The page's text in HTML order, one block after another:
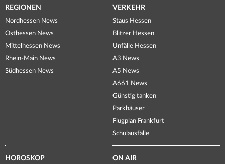
REGIONEN
Nordhessen News
Osthessen News
Mittelhessen News
Rhein-Main News
Südhessen News
VERKEHR
Staus Hessen
Blitzer Hessen
Unfälle Hessen
A3 News
A5 News
A661 News
Günstig tanken
Parkhäuser
Flugplan Frankfurt
Schulausfälle
HOROSKOP ON AIR